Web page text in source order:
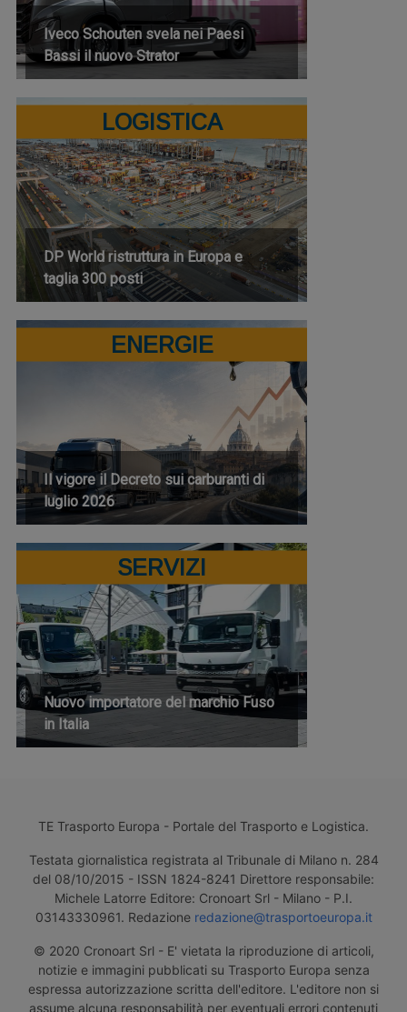
Iveco Schouten svela nei Paesi
Bassi il nuovo Strator
LOGISTICA
DP World ristruttura in Europa e
taglia 300 posti
ENERGIE
Il vigore il Decreto sui carburanti di
luglio 2026
SERVIZI
Nuovo importatore del marchio Fuso
in Italia
TE Trasporto Europa - Portale del Trasporto e Logistica.
Testata giornalistica registrata al Tribunale di Milano n. 284
del 08/10/2015 - ISSN 1824-8241 Direttore responsabile:
Michele Latorre Editore: Cronoart Srl - Milano - P.I.
03143330961. Redazione redazione@trasportoeuropa.it
© 2020 Cronoart Srl - E' vietata la riproduzione di articoli,
notizie e immagini pubblicati su Trasporto Europa senza
espressa autorizzazione scritta dell'editore. L'editore non si
assume alcuna responsabilità per eventuali errori contenuti